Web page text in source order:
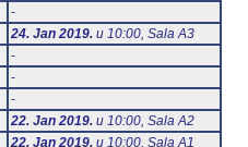
-
24. Jan 2019.u 10:00, Sala А3
-
-
-
22. Jan 2019.u 10:00, Sala А2
22. Jan 2019.u 10:00, Sala А1